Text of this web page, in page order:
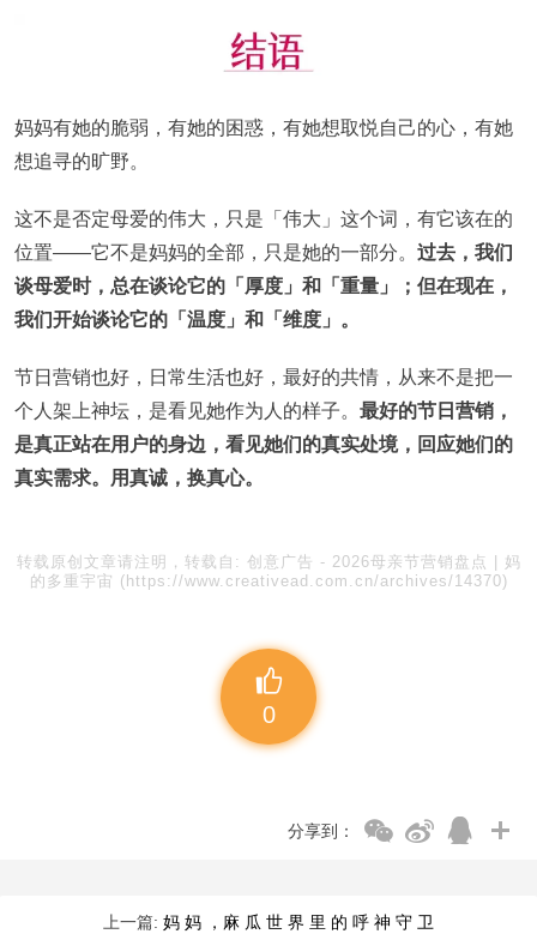
妈妈有她的脆弱，有她的困惑，有她想取悦自己的心，有她
想追寻的旷野。
这不是否定母爱的伟大，只是「伟大」这个词，有它该在的
位置——它不是妈妈的全部，只是她的一部分。 过去，我们
谈母爱时，总在谈论它的「厚度」和「重量」；但在现在，
我们开始谈论它的「温度」和「维度」。
节日营销也好，日常生活也好，最好的共情，从来不是把一
个人架上神坛，是看见她作为人的样子。 最好的节日营销，
是真正站在用户的身边，看见她们的真实处境，回应她们的
真实需求。用真诚，换真心。
转载原创文章请注明，转载自: 创意广告 - 2026母亲节营销盘点 | 妈
的多重宇宙 (https://www.creativead.com.cn/archives/14370)
0
分享到：
上一篇: 妈 妈 ，麻 瓜 世 界 里 的 呼 神 守 卫